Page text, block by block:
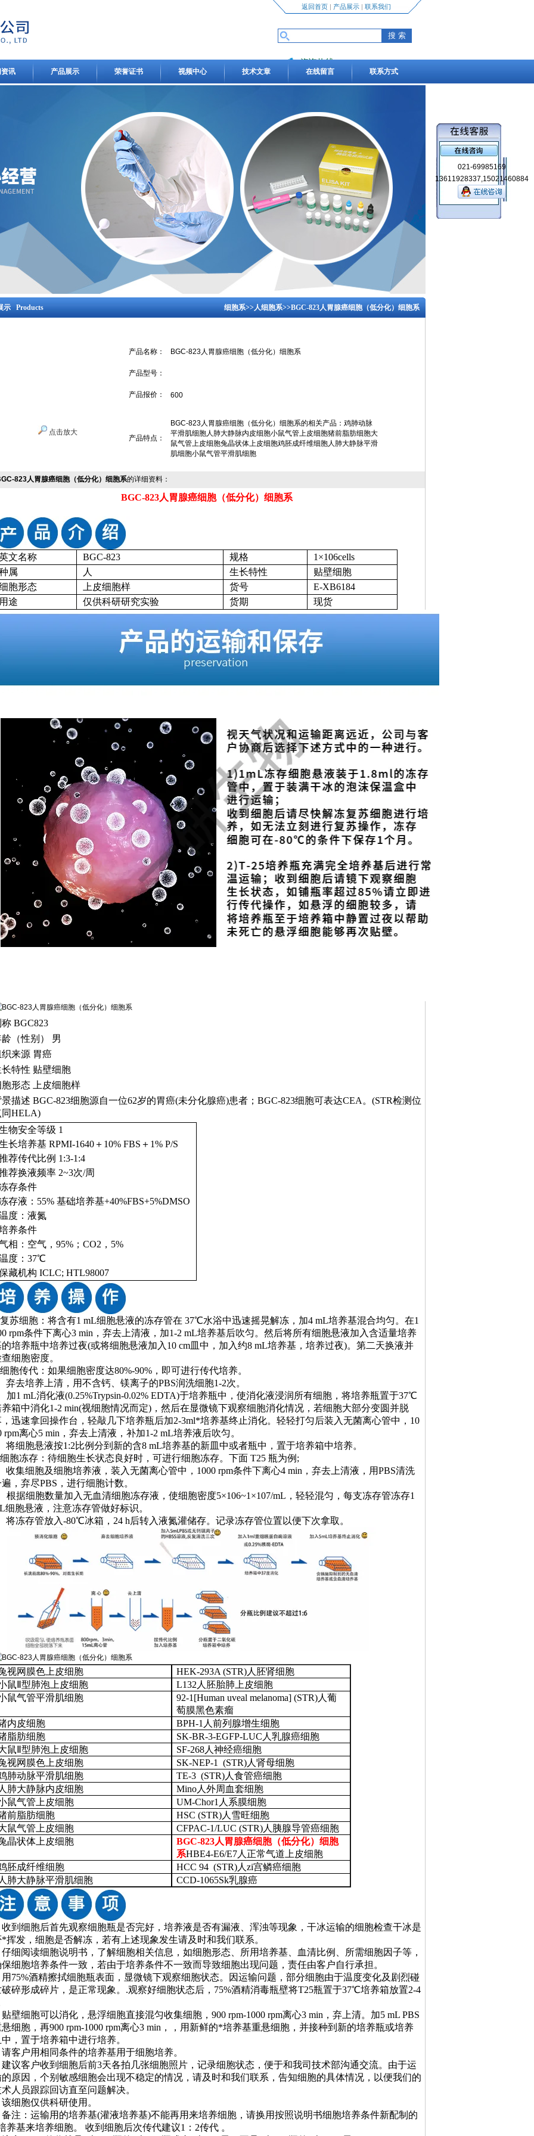
返回首页| 产品展示| 联系我们
咨询热线
13611928337,15021460884
讯 产品展示 荣誉证书 视频中心 技术文章 在线留言 联系方式
示 Products 细胞系>>人细胞系>>BGC-823人胃腺癌细胞（低分化）细胞系
点击放大
产品名称： BGC-823人胃腺癌细胞（低分化）细胞系
产品型号：
产品报价： 600
产品特点：
BGC-823人胃腺癌细胞（低分化）细胞系的相关产品：鸡肺动脉
平滑肌细胞人肺大静脉内皮细胞小鼠气管上皮细胞猪前脂肪细胞大
鼠气管上皮细胞兔晶状体上皮细胞鸡胚成纤维细胞人肺大静脉平滑
肌细胞小鼠气管平滑肌细胞
823人胃腺癌细胞（低分化）细胞系的详细资料：
BGC-823人胃腺癌细胞（低分化）细胞系
文名称 BGC-823 规格
1×106cells
属
人 生长特性
贴壁细胞
胞形态
上皮细胞样 货号
E-XB6184
途
仅供科研研究实验 货期 现货
称 BGC823
（性别）
男
织来源 胃癌
特性 贴壁细胞
胞形态
上皮细胞样
描述 BGC-823细胞源自一位62岁的胃癌(未分化腺癌)患者；BGC-823细胞可表达CEA。(STR检测位
同HELA)
物安全等级 1
长培养基 RPMI-1640＋10% FBS＋1% P/S
荐传代比例 1:3-1:4
荐换液频率 2~3次/周
存条件
存液： 55% 基础培养基+40%FBS+5%DMSO
度：液氮
养条件
相：空气， 95%；CO2，5%
度： 37℃
藏机构 ICLC; HTL98007
苏细胞：将含有1 mL细胞悬液的冻存管在 37℃水浴中迅速摇晃解冻，加4 mL培养基混合均匀。在1
rpm条件下离心3 min，弃去上清液，加1-2 mL培养基后吹匀。然后将所有细胞悬液加入含适量培养
的培养瓶中培养过夜(或将细胞悬液加入10 cm皿中，加入约8 mL培养基，培养过夜)。第二天换液并
细胞密度。
胞传代：如果细胞密度达80%-90%，即可进行传代培养。
弃去培养上清，用不含钙、镁离子的PBS润洗细胞1-2次。
加1 mL消化液(0.25%Trypsin-0.02% EDTA)于培养瓶中，使消化液浸润所有细胞，将培养瓶置于37℃
养箱中消化1-2 min(视细胞情况而定)，然后在显微镜下观察细胞消化情况，若细胞大部分变圆并脱
，迅速拿回操作台，轻敲几下培养瓶后加2-3ml*培养基终止消化。轻轻打匀后装入无菌离心管中，10
rpm离心5 min，弃去上清液，补加1-2 mL培养液后吹匀。
将细胞悬液按1:2比例分到新的含8 mL培养基的新皿中或者瓶中，置于培养箱中培养。
胞冻存：待细胞生长状态良好时，可进行细胞冻存。下面 T25 瓶为例;
收集细胞及细胞培养液，装入无菌离心管中，1000 rpm条件下离心4 min，弃去上清液，用PBS清洗
，弃尽PBS，进行细胞计数。
根据细胞数量加入无血清细胞冻存液，使细胞密度5×106~1×107/mL，轻轻混匀，每支冻存管冻存1
细胞悬液，注意冻存管做好标识。
将冻存管放入-80℃冰箱，24 h后转入液氮灌储存。记录冻存管位置以便下次拿取。
视网膜色上皮细胞
HEK-293A (STR)人胚肾细胞
鼠 Ⅱ型肺泡上皮细胞
L132人胚胎肺上皮细胞
鼠气管平滑肌细胞
92-1[Human uveal melanoma] (STR)人葡
萄膜黑色素瘤
内皮细胞
BPH-1人前列腺增生细胞
脂肪细胞
SK-BR-3-EGFP-LUC人乳腺癌细胞
鼠 Ⅱ型肺泡上皮细胞
SF-268人神经癌细胞
视网膜色上皮细胞
SK-NEP-1 (STR)人肾母细胞
肺动脉平滑肌细胞
TE-3 (STR)人食管癌细胞
肺大静脉内皮细胞
Mino人外周血套细胞
鼠气管上皮细胞
UM-Chor1人系膜细胞
前脂肪细胞
HSC (STR)人雪旺细胞
鼠气管上皮细胞
CFPAC-1/LUC (STR)人胰腺导管癌细胞
晶状体上皮细胞
BGC-823人胃腺癌细胞（低分化）细胞
系HBE4-E6/E7人正常气道上皮细胞
胚成纤维细胞
HCC 94 (STR)人zi宫鳞癌细胞
肺大静脉平滑肌细胞
CCD-1065Sk乳腺癌
收到细胞后首先观察细胞瓶是否完好，培养液是否有漏液、浑浊等现象，干冰运输的细胞检查干冰是
挥发，细胞是否解冻，若有上述现象发生请及时和我们联系。
仔细阅读细胞说明书，了解细胞相关信息，如细胞形态、所用培养基、血清比例、所需细胞因子等，
细胞培养条件一致，若由于培养条件不一致而导致细胞出现问题，责任由客户自行承担。
用75%酒精擦拭细胞瓶表面，显微镜下观察细胞状态。因运输问题，部分细胞由于温度变化及剧烈碰
破碎形成碎片，是正常现象。.观察好细胞状态后，75%酒精消毒瓶壁将T25瓶置于37℃培养箱放置2-4
贴壁细胞可以消化，悬浮细胞直接混匀收集细胞，900 rpm-1000 rpm离心3 min，弃上清。加5 mL PBS
细胞，再900 rpm-1000 rpm离心3 min，，用新鲜的*培养基重悬细胞，并接种到新的培养瓶或培养
，置于培养箱中进行培养。
请客户用相同条件的培养基用于细胞培养。
建议客户收到细胞后前3天各拍几张细胞照片，记录细胞状态，便于和我司技术部沟通交流。由于运
的原因，个别敏感细胞会出现不稳定的情况，请及时和我们联系，告知细胞的具体情况，以便我们的
人员跟踪回访直至问题解决。
该细胞仅供科研使用。
备注：运输用的培养基(灌液培养基)不能再用来培养细胞，请换用按照说明书细胞培养条件新配制的
养基来培养细胞。 收到细胞后次传代建议1：2传代 。
021-69985169
13611928337,15021460884